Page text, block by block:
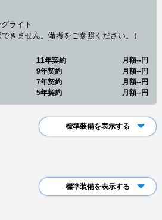
ライト
きません。備考をご参照ください。）
11年契約 月額--円
9年契約
月額--円
7年契約
月額--円
5年契約
月額--円
標準装備を表示する
標準装備を表示する